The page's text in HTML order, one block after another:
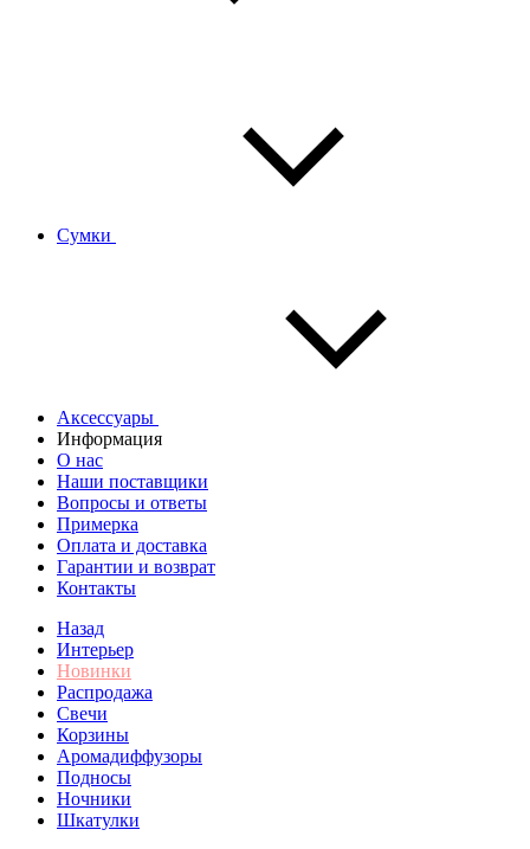
Сумки
Аксессуары
Информация
О нас
Наши поставщики
Вопросы и ответы
Примерка
Оплата и доставка
Гарантии и возврат
Контакты
Назад
Интерьер
Новинки
Распродажа
Свечи
Корзины
Аромадиффузоры
Подносы
Ночники
Шкатулки